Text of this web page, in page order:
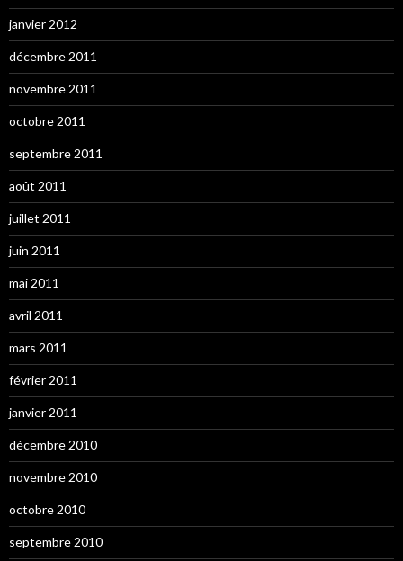
janvier 2012
décembre 2011
novembre 2011
octobre 2011
septembre 2011
août 2011
juillet 2011
juin 2011
mai 2011
avril 2011
mars 2011
février 2011
janvier 2011
décembre 2010
novembre 2010
octobre 2010
septembre 2010